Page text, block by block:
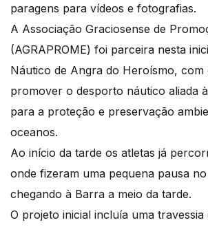
paragens para vídeos e fotografias.
A Associação Graciosense de
(AGRAPROME) foi parceira nesta
Náutico de Angra do Heroísmo, com
promover o desporto náutico aliada
para a proteção e preservação
oceanos.
Ao início da tarde os atletas já
onde fizeram uma pequena pausa
chegando à Barra a meio da tarde.
O projeto inicial incluía uma